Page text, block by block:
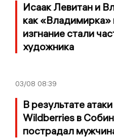
Исаак Левитан и
как
изгнание стали
художника
03/08 08:39
В результате
Wildberries в
пострадал